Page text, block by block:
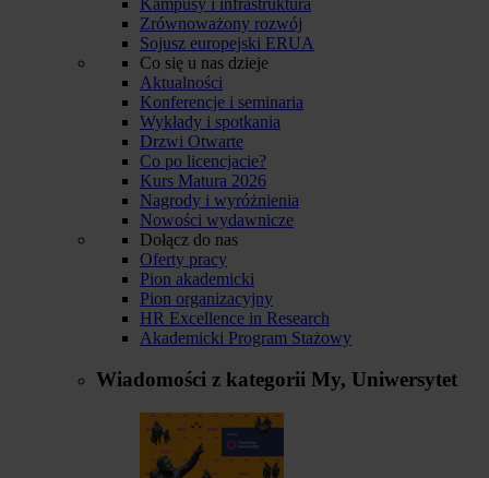
Zrównoważony rozwój
Sojusz europejski ERUA
Co się u nas dzieje
Aktualności
Konferencje i seminaria
Wykłady i spotkania
Drzwi Otwarte
Co po licencjacie?
Kurs Matura 2026
Nagrody i wyróżnienia
Nowości wydawnicze
Dołącz do nas
Oferty pracy
Pion akademicki
Pion organizacyjny
HR Excellence in Research
Akademicki Program Stażowy
Wiadomości z kategorii My, Uniwersytet